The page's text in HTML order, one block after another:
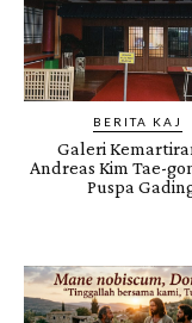
BERITA KAJ
Galeri
Andreas Kim Tae-
Puspa